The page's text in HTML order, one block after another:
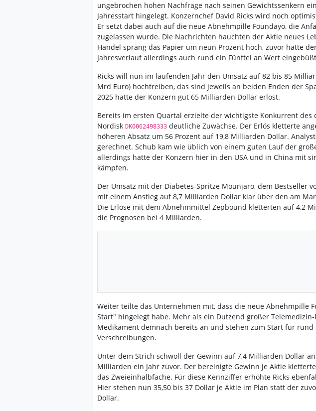
ungebrochen hohen Nachfrage nach seinen Gewichtssenkern
Jahresstart hingelegt. Konzernchef David Ricks wird noch
Er setzt dabei auch auf die neue Abnehmpille Foundayo, die
zugelassen wurde. Die Nachrichten hauchten der Aktie neues
Handel sprang das Papier um neun Prozent hoch, zuvor hatte
Jahresverlauf allerdings auch rund ein Fünftel an Wert
Ricks will nun im laufenden Jahr den Umsatz auf 82 bis 85
Mrd Euro) hochtreiben, das sind jeweils an beiden Enden der
2025 hatte der Konzern gut 65 Milliarden Dollar erlöst.
Bereits im ersten Quartal erzielte der wichtigste Konkurrent des
Nordisk DK0062498333 deutliche Zuwächse. Der Erlös kletterte
höheren Absatz um 56 Prozent auf 19,8 Milliarden Dollar.
gerechnet. Schub kam wie üblich von einem guten Lauf der
allerdings hatte der Konzern hier in den USA und in China mit
kämpfen.
Der Umsatz mit der Diabetes-Spritze Mounjaro, dem Bestseller
mit einem Anstieg auf 8,7 Milliarden Dollar klar über den am
Die Erlöse mit dem Abnehmmittel Zepbound kletterten auf 4,2
die Prognosen bei 4 Milliarden.
Weiter teilte das Unternehmen mit, dass die neue Abnehmpille
Start" hingelegt habe. Mehr als ein Dutzend großer
Medikament demnach bereits an und stehen zum Start für rund
Verschreibungen.
Unter dem Strich schwoll der Gewinn auf 7,4 Milliarden Dollar
Milliarden ein Jahr zuvor. Der bereinigte Gewinn je Aktie
das Zweieinhalbfache. Für diese Kennziffer erhöhte Ricks
Hier stehen nun 35,50 bis 37 Dollar je Aktie im Plan statt der
Dollar.